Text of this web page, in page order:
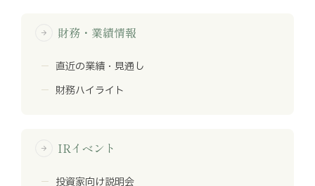
arrow_forward 財務・業績情報
直近の業績・見通し
財務ハイライト
arrow_forward IRイベント
投資家向け説明会